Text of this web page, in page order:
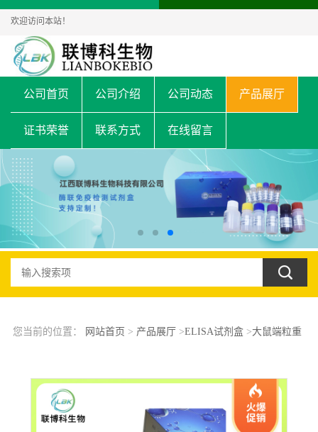
欢迎访问本站！
公司首页 公司介绍 公司动态 产品展厅
证书荣誉 联系方式 在线留言
您当前的位置： 网站首页 > 产品展厅 >ELISA试剂盒>大鼠端粒重